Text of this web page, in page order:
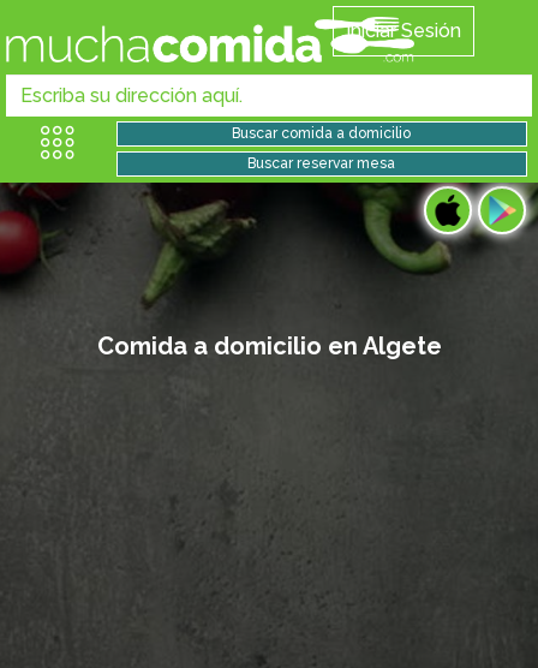
Iniciar Sesión
Comida a domicilio en Algete